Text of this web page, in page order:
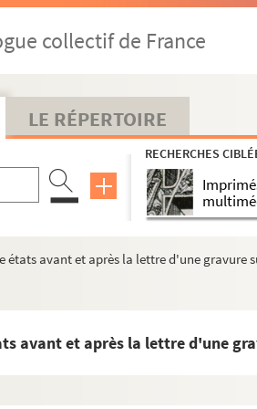
collectif de France
LE RÉPERTOIRE
RECHERCHES
états avant et après la lettre d'une gravure
avant et après la lettre d'une
de Salignac de la Mothe Fénelon,
par le Père de Querbeuf